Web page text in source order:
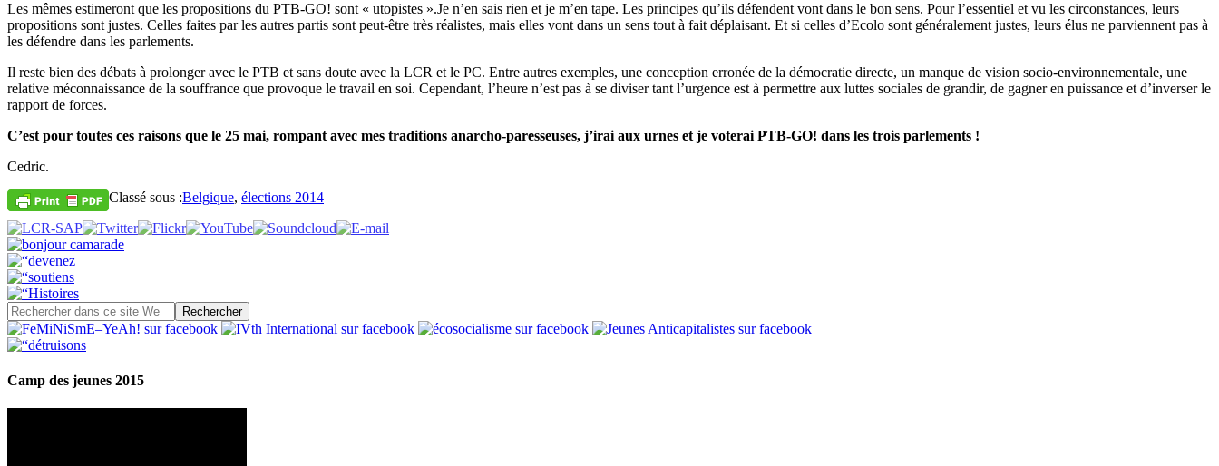
Les mêmes estimeront que les propositions du PTB-GO! sont « utopistes ».Je n’en sais rien et je m’en tape. Les principes qu’ils défendent vont dans le bon sens. Pour l’essentiel et vu les circonstances, leurs
propositions sont justes. Celles faites par les autres partis sont peut-être très réalistes, mais elles vont dans un sens tout à fait déplaisant. Et si celles d’Ecolo sont généralement justes, leurs élus ne parviennent pas à
les défendre dans les parlements.
Il reste bien des débats à prolonger avec le PTB et sans doute avec la LCR et le PC. Entre autres exemples, une conception erronée de la démocratie directe, un manque de vision socio-environnementale, une
relative méconnaissance de la souffrance que provoque le travail en soi. Cependant, l’heure n’est pas à se diviser tant l’urgence est à permettre aux luttes sociales de grandir, de gagner en puissance et d’inverser le
rapport de forces.
C’est pour toutes ces raisons que le 25 mai, rompant avec mes traditions anarcho-paresseuses, j’irai aux urnes et je voterai PTB-GO! dans les trois parlements !
Cedric.
Classé sous :Belgique, élections 2014
Camp des jeunes 2015